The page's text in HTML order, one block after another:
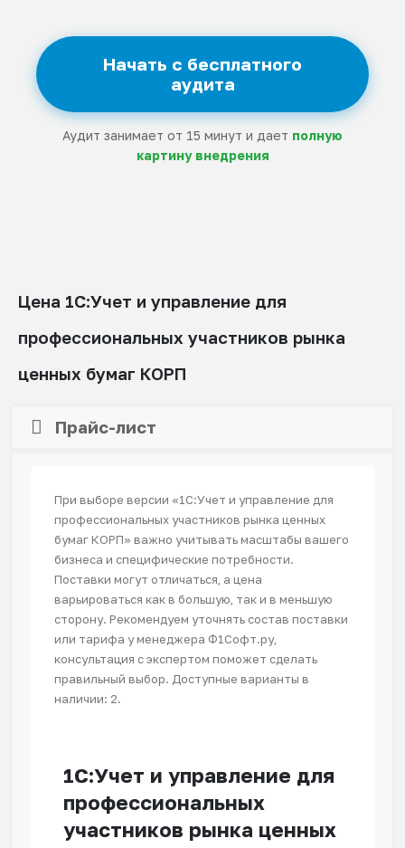
Начать с бесплатного
аудита
Аудит занимает от 15 минут и дает полную
картину внедрения
Цена 1С:Учет и управление для
профессиональных участников рынка
ценных бумаг КОРП
Прайс-лист
При выборе версии «1С:Учет и управление для
профессиональных участников рынка ценных
бумаг КОРП» важно учитывать масштабы вашего
бизнеса и специфические потребности.
Поставки могут отличаться, а цена
варьироваться как в большую, так и в меньшую
сторону. Рекомендуем уточнять состав поставки
или тарифа у менеджера Ф1Софт.ру,
консультация с экспертом поможет сделать
правильный выбор. Доступные варианты в
наличии: 2.
1С:Учет и управление для
профессиональных
участников рынка ценных